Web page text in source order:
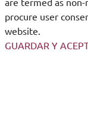
procure user
website.
GUARDAR Y